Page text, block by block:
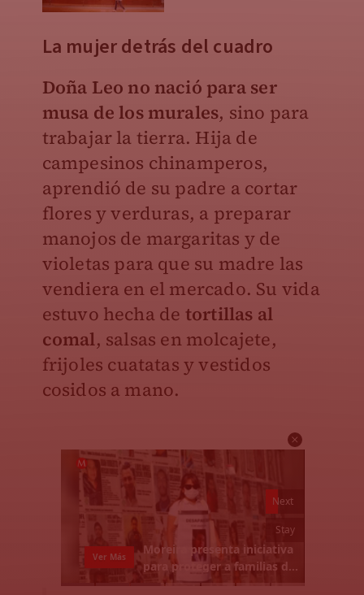
La mujer detrás del cuadro
Doña Leo no nació para ser
musa de los murales, sino para
trabajar la tierra. Hija de
campesinos chinamperos,
aprendió de su padre a cortar
flores y verduras, a preparar
manojos de margaritas y de
violetas para que su madre las
vendiera en el mercado. Su vida
estuvo hecha de tortillas al
comal, salsas en molcajete,
frijoles cuatatas y vestidos
cosidos a mano.